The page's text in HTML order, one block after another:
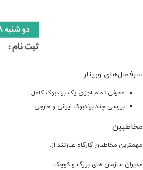
سرفصل‌های وبینار
معرفی تمام اجزای یک برندبوک کامل
بررسی چند برندبوک ایرانی و خارجی
مخاطبین
مهمترين مخاطبان كارگاه عبارتند از:
مدیران سازمان های بزرگ و کوچک